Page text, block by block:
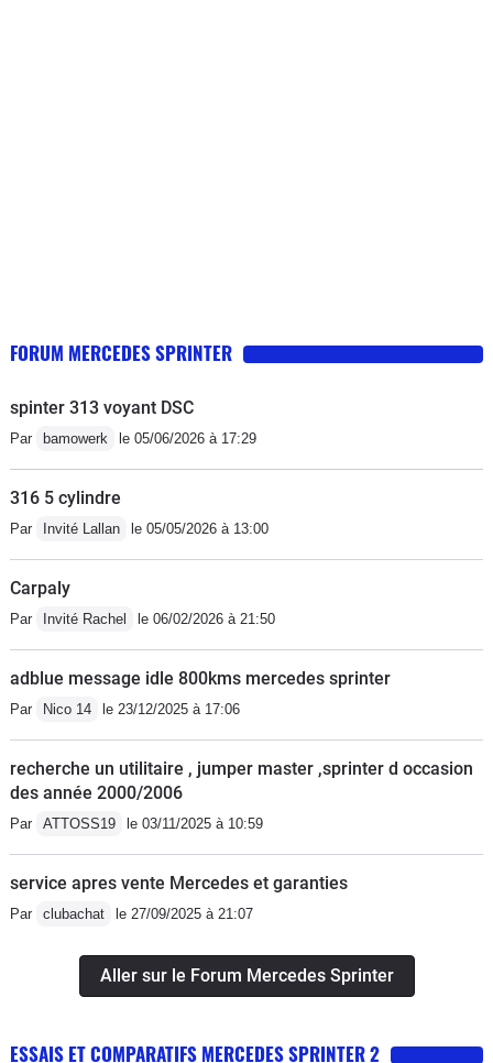
FORUM MERCEDES SPRINTER
spinter 313 voyant DSC
Par bamowerk le 05/06/2026 à 17:29
316 5 cylindre
Par Invité Lallan le 05/05/2026 à 13:00
Carpaly
Par Invité Rachel le 06/02/2026 à 21:50
adblue message idle 800kms mercedes sprinter
Par Nico 14 le 23/12/2025 à 17:06
recherche un utilitaire , jumper master ,sprinter d occasion
des année 2000/2006
Par ATTOSS19 le 03/11/2025 à 10:59
service apres vente Mercedes et garanties
Par clubachat le 27/09/2025 à 21:07
Aller sur le Forum Mercedes Sprinter
ESSAIS ET COMPARATIFS MERCEDES SPRINTER 2